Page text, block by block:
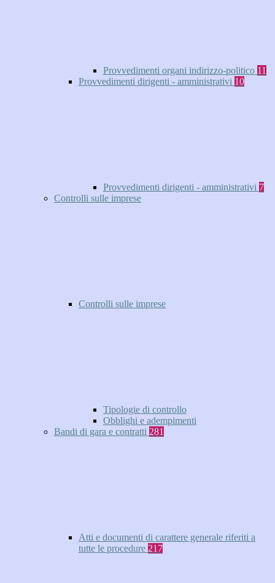
Provvedimenti organi indirizzo-politico 11
Provvedimenti dirigenti - amministrativi 10
Provvedimenti dirigenti - amministrativi 7
Controlli sulle imprese
Controlli sulle imprese
Tipologie di controllo
Obblighi e adempimenti
Bandi di gara e contratti 281
Atti e documenti di carattere generale riferiti a
tutte le procedure 217